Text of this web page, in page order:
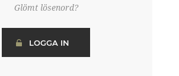
Glömt lösenord?
LOGGA IN